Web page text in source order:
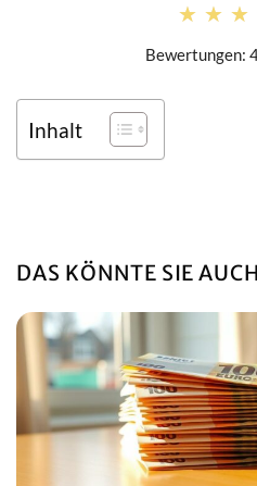
Bewertungen:
Inhalt
DAS KÖNNTE SIE